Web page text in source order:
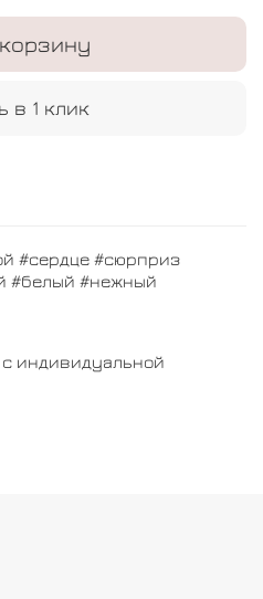
в 1 клик
#сердце #сюрприз
#белый #нежный
индивидуальной